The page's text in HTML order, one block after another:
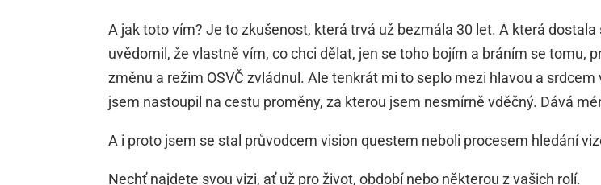
A jak toto vím? Je to zkušenost, která trvá už bezmála 30 let. A která
uvědomil, že vlastně vím, co chci dělat, jen se toho bojím a bráním se tomu,
změnu a režim OSVČ zvládnul. Ale tenkrát mi to seplo mezi hlavou a
jsem nastoupil na cestu proměny, za kterou jsem nesmírně vděčný. Dává
A i proto jsem se stal průvodcem vision questem neboli procesem hledání
Nechť najdete svou vizi, ať už pro život, období nebo některou z vašich rolí.